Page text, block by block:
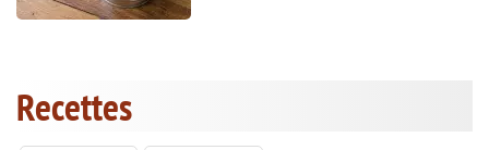
Recettes